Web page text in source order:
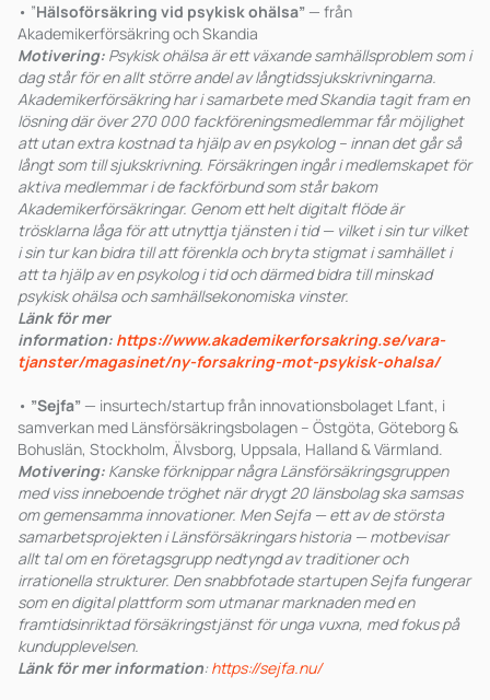
• ”Hälsoförsäkring vid psykisk ohälsa” — från
Akademikerförsäkring och Skandia
Motivering: Psykisk ohälsa är ett växande samhällsproblem som i
dag står för en allt större andel av långtidssjukskrivningarna.
Akademikerförsäkring har i samarbete med Skandia tagit fram en
lösning där över 270 000 fackföreningsmedlemmar får möjlighet
att utan extra kostnad ta hjälp av en psykolog – innan det går så
långt som till sjukskrivning. Försäkringen ingår i medlemskapet för
aktiva medlemmar i de fackförbund som står bakom
Akademikerförsäkringar. Genom ett helt digitalt flöde är
trösklarna låga för att utnyttja tjänsten i tid — vilket i sin tur vilket
i sin tur kan bidra till att förenkla och bryta stigmat i samhället i
att ta hjälp av en psykolog i tid och därmed bidra till minskad
psykisk ohälsa och samhällsekonomiska vinster.
Länk för mer
information: https://www.akademikerforsakring.se/vara-
tjanster/magasinet/ny-forsakring-mot-psykisk-ohalsa/
• ”Sejfa” — insurtech/startup från innovationsbolaget Lfant, i
samverkan med Länsförsäkringsbolagen – Östgöta, Göteborg &
Bohuslän, Stockholm, Älvsborg, Uppsala, Halland & Värmland.
Motivering: Kanske förknippar några Länsförsäkringsgruppen
med viss inneboende tröghet när drygt 20 länsbolag ska samsas
om gemensamma innovationer. Men Sejfa — ett av de största
samarbetsprojekten i Länsförsäkringars historia — motbevisar
allt tal om en företagsgrupp nedtyngd av traditioner och
irrationella strukturer. Den snabbfotade startupen Sejfa fungerar
som en digital plattform som utmanar marknaden med en
framtidsinriktad försäkringstjänst för unga vuxna, med fokus på
kundupplevelsen.
Länk för mer information: https://sejfa.nu/